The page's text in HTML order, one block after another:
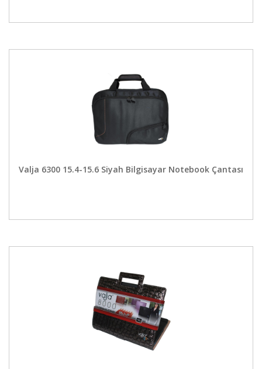
Valja 6300 15.4-15.6 Siyah Bilgisayar Notebook Çantası